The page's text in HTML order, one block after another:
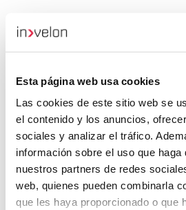
Esta página web usa cookies
Las cookies de este sitio web se
el contenido y los anuncios,
sociales y analizar el tráfico.
información sobre el uso que haga
nuestros partners de redes
web, quienes pueden combinarla
que les haya proporcionado o que